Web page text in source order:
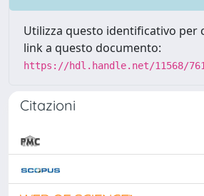
Utilizza questo identificativo per
link a questo documento:
https://hdl.handle.net/11568/
Citazioni